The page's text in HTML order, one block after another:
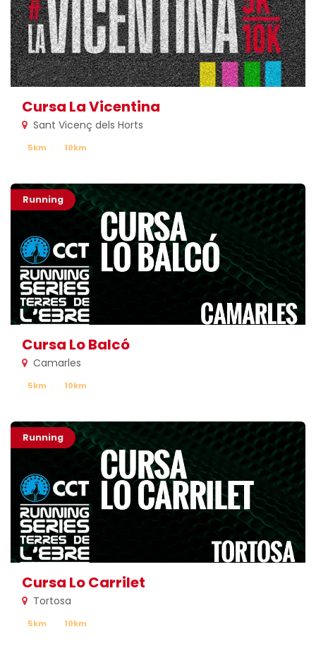
Cursa La Vicentina
Sant Vicenç dels Horts
5km 10km
Running
Cursa Lo Balcó
Camarles
5km 10km
Running
Cursa Lo Carrilet
Tortosa
5km 10km